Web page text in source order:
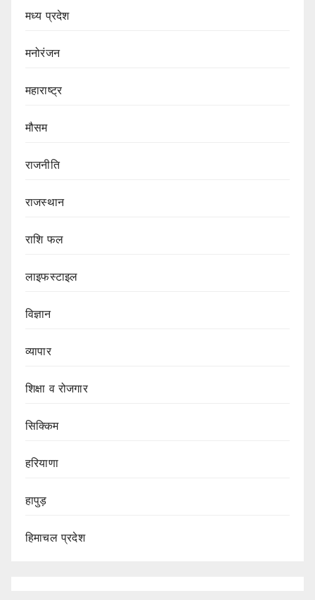
मध्य प्रदेश
मनोरंजन
महाराष्ट्र
मौसम
राजनीति
राजस्थान
राशि फल
लाइफस्टाइल
विज्ञान
व्यापार
शिक्षा व रोजगार
सिक्किम
हरियाणा
हापुड़
हिमाचल प्रदेश